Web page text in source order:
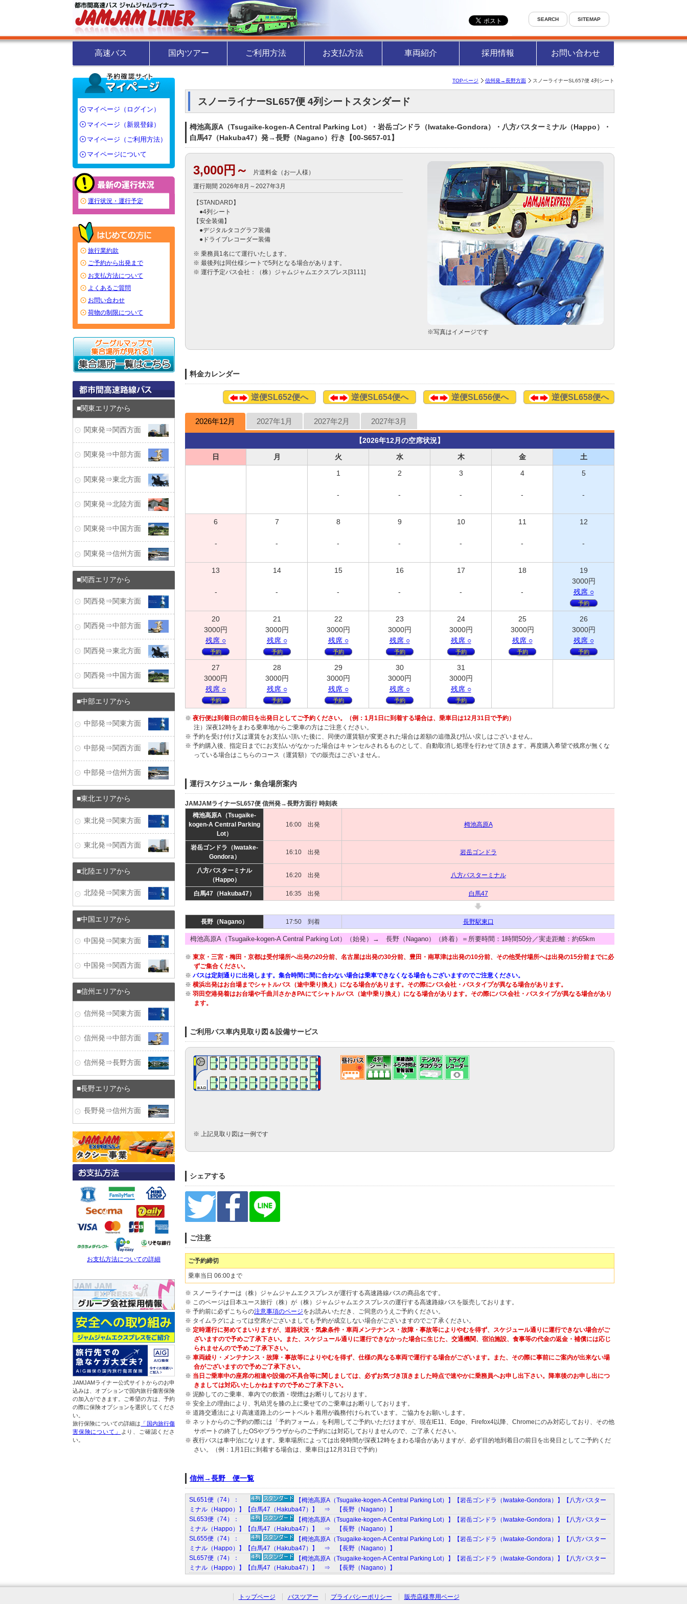
高速バス 国内ツアー ご利用方法 お支払方法 車両紹介 採用情報 お問い合わせ
SEARCH SITEMAP
TOPページ 信州発→長野方面 スノーライナーSL657便 4列シート
スノーライナーSL657便 4列シートスタンダード
栂池高原A（Tsugaike-kogen-A Central Parking Lot）・岩岳ゴンドラ（Iwatake-Gondora）・八方バスターミナル（Happo）・
白馬47（Hakuba47）発→長野（Nagano）行き【00-S657-01】
3,000円～
片道料金（お一人様）
運行期間 2026年8月～2027年3月
【STANDARD】
●4列シート
【安全装備】
●デジタルタコグラフ装備
●ドライブレコーダー装備
※ 乗務員1名にて運行いたします。
※ 最後列は同仕様シートで5列となる場合があります。
※ 運行予定バス会社：（株）ジャムジャムエクスプレス[3111]
※写真はイメージです
料金カレンダー
逆便SL652便へ 逆便SL654便へ 逆便SL656便へ 逆便SL658便へ
2026年12月 2027年1月 2027年2月 2027年3月
【2026年12月の空席状況】
日
月 火 水 木 金
土
1
-
2
-
3
-
4
-
5
-
6
-
7
-
8
-
9
-
10
-
11
-
12
-
13
-
14
-
15
-
16
-
17
-
18
-
19
3000円
残席 ○
予約
20
3000円
残席 ○
予約
21
3000円
残席 ○
予約
22
3000円
残席 ○
予約
23
3000円
残席 ○
予約
24
3000円
残席 ○
予約
25
3000円
残席 ○
予約
26
3000円
残席 ○
予約
27
3000円
残席 ○
予約
28
3000円
残席 ○
予約
29
3000円
残席 ○
予約
30
3000円
残席 ○
予約
31
3000円
残席 ○
予約
※ 夜行便は到着日の前日を出発日としてご予約ください。（例：1月1日に到着する場合は、乗車日は12月31日で予約）
注）深夜12時をまわる乗車地からご乗車の方はご注意ください。
※ 予約を受け付け又は運賃をお支払い頂いた後に、同便の運賃額が変更された場合は差額の追徴及び払い戻しはございません。
※ 予約購入後、指定日までにお支払いがなかった場合はキャンセルされるものとして、自動取消し処理を行わせて頂きます。再度購入希望で残席が無くな
っている場合はこちらのコース（運賃額）での販売はございません。
運行スケジュール・集合場所案内
JAMJAMライナーSL657便 信州発→長野方面行 時刻表
栂池高原A（Tsugaike-
kogen-A Central Parking
Lot）
16:00 出発 栂池高原A
岩岳ゴンドラ（Iwatake-
Gondora）
16:10 出発 岩岳ゴンドラ
八方バスターミナル
（Happo）
16:20 出発 八方バスターミナル
白馬47（Hakuba47） 16:35 出発 白馬47
長野（Nagano） 17:50 到着 長野駅東口
栂池高原A（Tsugaike-kogen-A Central Parking Lot）（始発）→ 長野（Nagano）（終着）＝所要時間：1時間50分／実走距離：約65km
※ 東京・三宮・梅田・京都は受付場所へ出発の20分前、名古屋は出発の30分前、豊田・南草津は出発の10分前、その他受付場所へは出発の15分前までに必
ずご集合ください。
※ バスは定刻通りに出発します。集合時間に間に合わない場合は乗車できなくなる場合もございますのでご注意ください。
※ 横浜出発はお台場までシャトルバス（途中乗り換え）になる場合があります。その際にバス会社・バスタイプが異なる場合があります。
※ 羽田空港発着はお台場や千曲川さかきPAにてシャトルバス（途中乗り換え）になる場合があります。その際にバス会社・バスタイプが異なる場合があり
ます。
ご利用バス車内見取り図＆設備サービス
※ 上記見取り図は一例です
シェアする
ご注意
ご予約締切
乗車当日 06:00まで
※ スノーライナーは（株）ジャムジャムエクスプレスが運行する高速路線バスの商品名です。
※ このページは日本ユース旅行（株）が（株）ジャムジャムエクスプレスの運行する高速路線バスを販売しております。
※ 予約前に必ずこちらの注意事項のページをお読みいただき、ご同意のうえご予約ください。
※ タイムラグによっては空席がございましても予約が成立しない場合がございますのでご了承ください。
※ 定時運行に努めてまいりますが、道路状況・気象条件・車両メンテナンス・故障・事故等によりやむを得ず、スケジュール通りに運行できない場合がご
ざいますので予めご了承下さい。また、スケジュール通りに運行できなかった場合に生じた、交通機関、宿泊施設、食事等の代金の返金・補償には応じ
られませんので予めご了承下さい。
※ 車両繰り・メンテナンス・故障・事故等によりやむを得ず、仕様の異なる車両で運行する場合がございます。また、その際に事前にご案内が出来ない場
合がございますので予めご了承下さい。
※ 当日ご乗車中の座席の相違や設備の不具合等に関しましては、必ずお気づき頂きました時点で速やかに乗務員へお申し出下さい。降車後のお申し出につ
きましては対応いたしかねますので予めご了承下さい。
※ 泥酔してのご乗車、車内での飲酒・喫煙はお断りしております。
※ 安全上の理由により、乳幼児を膝の上に乗せてのご乗車はお断りしております。
※ 道路交通法により高速道路上のシートベルト着用が義務付けられています。ご協力をお願いします。
※ ネットからのご予約の際には「予約フォーム」を利用してご予約いただけますが、現在IE11、Edge、Firefox4以降、Chromeにのみ対応しており、その他
サポートの終了したOSやブラウザからのご予約には対応しておりませんので、ご了承ください。
※ 夜行バスは車中泊になります。乗車場所によっては出発時間が深夜12時をまわる場合がありますが、必ず目的地到着日の前日を出発日としてご予約くだ
さい。（例：1月1日に到着する場合は、乗車日は12月31日で予約）
信州→長野 便一覧
SL651便（74）：
【栂池高原A（Tsugaike-kogen-A Central Parking Lot）】【岩岳ゴンドラ（Iwatake-Gondora）】【八方バスター
ミナル（Happo）】【白馬47（Hakuba47）】 ⇒ 【長野（Nagano）】
SL653便（74）：
【栂池高原A（Tsugaike-kogen-A Central Parking Lot）】【岩岳ゴンドラ（Iwatake-Gondora）】【八方バスター
ミナル（Happo）】【白馬47（Hakuba47）】 ⇒ 【長野（Nagano）】
SL655便（74）：
【栂池高原A（Tsugaike-kogen-A Central Parking Lot）】【岩岳ゴンドラ（Iwatake-Gondora）】【八方バスター
ミナル（Happo）】【白馬47（Hakuba47）】 ⇒ 【長野（Nagano）】
SL657便（74）：
【栂池高原A（Tsugaike-kogen-A Central Parking Lot）】【岩岳ゴンドラ（Iwatake-Gondora）】【八方バスター
ミナル（Happo）】【白馬47（Hakuba47）】 ⇒ 【長野（Nagano）】
マイページ（ログイン）
マイページ（新規登録）
マイページ（ご利用方法）
マイページについて
運行状況・運行予定
旅行業約款
ご予約から出発まで
お支払方法について
よくあるご質問
お問い合わせ
荷物の制限について
関東エリアから
関東発⇒関西方面
関東発⇒中部方面
関東発⇒東北方面
関東発⇒北陸方面
関東発⇒中国方面
関東発⇒信州方面
関西エリアから
関西発⇒関東方面
関西発⇒中部方面
関西発⇒東北方面
関西発⇒中国方面
中部エリアから
中部発⇒関東方面
中部発⇒関西方面
中部発⇒信州方面
東北エリアから
東北発⇒関東方面
東北発⇒関西方面
北陸エリアから
北陸発⇒関東方面
中国エリアから
中国発⇒関東方面
中国発⇒関西方面
信州エリアから
信州発⇒関東方面
信州発⇒中部方面
信州発⇒長野方面
長野エリアから
長野発⇒信州方面
お支払方法についての詳細
JAMJAMライナー公式サイトからのお申
込みは、オプションで国内旅行傷害保険
の加入ができます。ご希望の方は、予約
の際に保険オプションを選択してくださ
い。
旅行保険についての詳細は 「国内旅行傷
害保険について」
より、ご確認くださ
い。
トップページ バスツアー プライバシーポリシー 販売店様専用ページ